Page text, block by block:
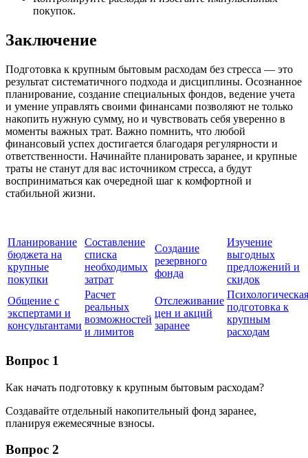
покупок.
Заключение
Подготовка к крупным бытовым расходам без стресса — это
результат систематичного подхода и дисциплины. Осознанное
планирование, создание специальных фондов, ведение учета
и умение управлять своими финансами позволяют не только
накопить нужную сумму, но и чувствовать себя уверенно в
моменты важных трат. Важно помнить, что любой
финансовый успех достигается благодаря регулярности и
ответственности. Начинайте планировать заранее, и крупные
траты не станут для вас источником стресса, а будут
восприниматься как очередной шаг к комфортной и
стабильной жизни.
Планирование
бюджета на
крупные
покупки
Составление
списка
необходимых
затрат
Создание
резервного
фонда
Изучение
выгодных
предложений и
скидок
Общение с
экспертами и
консультантами
Расчет
реальных
возможностей
и лимитов
Отслеживание
цен и акций
заранее
Психологическая
подготовка к
крупным
расходам
Вопрос 1
Как начать подготовку к крупным бытовым расходам?
Создавайте отдельный накопительный фонд заранее,
планируя ежемесячные взносы.
Вопрос 2